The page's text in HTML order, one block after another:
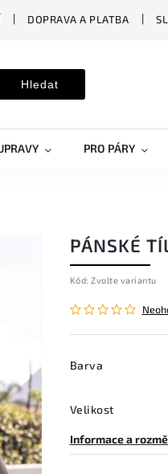
DOPRAVA A PLATBA
Hledat
PRO PÁRY
PÁNSKÉ
Kód: Zvolte variantu
Barva
Velikost
Informace a